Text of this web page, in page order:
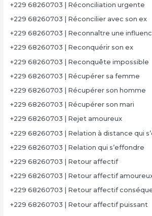
+229 68260703 | Réconciliation urgente
+229 68260703 | Réconcilier avec son ex
+229 68260703 | Reconnaître une
+229 68260703 | Reconquérir son ex
+229 68260703 | Reconquête impossible
+229 68260703 | Récupérer sa femme
+229 68260703 | Récupérer son homme
+229 68260703 | Récupérer son mari
+229 68260703 | Rejet amoureux
+229 68260703 | Relation à distance qui
+229 68260703 | Relation qui s’effondre
+229 68260703 | Retour affectif
+229 68260703 | Retour affectif
+229 68260703 | Retour affectif
+229 68260703 | Retour affectif puissant